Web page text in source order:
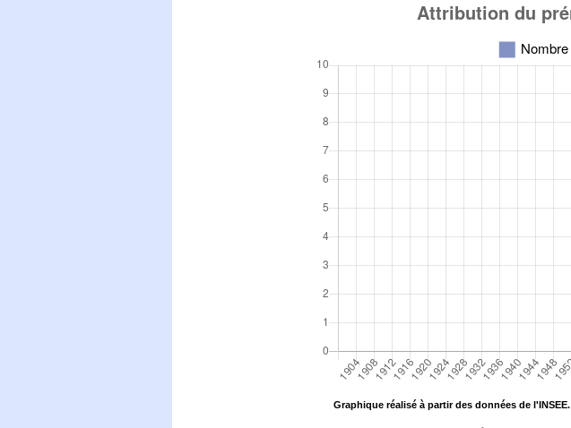
Graphique réalisé à partir des données de l'INSEE.